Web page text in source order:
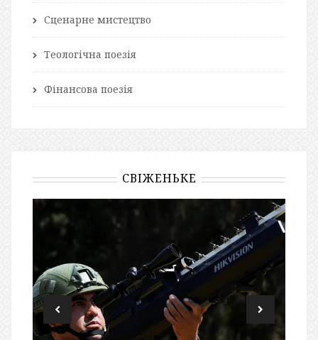
Сценарне мистецтво
Теологічна поезія
Фінансова поезія
СВІЖЕНЬКЕ